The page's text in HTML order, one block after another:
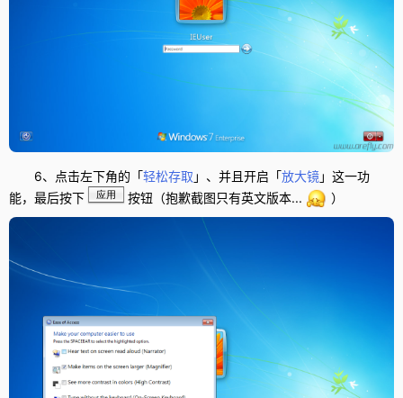
6、点击左下角的「轻松存取 」、并且开启「放大镜」这一功
能，最后按下
应用 按钮（抱歉截图只有英文版本... ）